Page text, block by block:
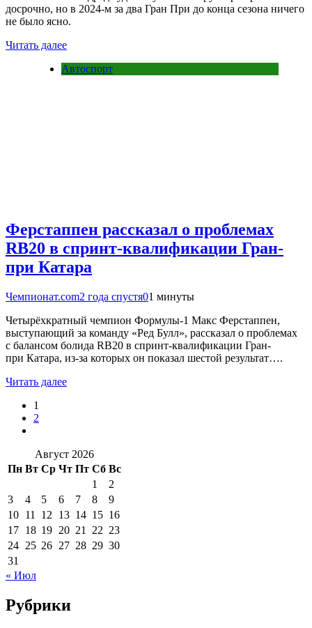
досрочно, но в 2024-м за два Гран При до конца сезона ничего
не было ясно.
Читать далее
Автоспорт
Ферстаппен рассказал о проблемах
RB20 в спринт-квалификации Гран-
при Катара
Чемпионат.com2 года спустя01 минуты
Четырёхкратный чемпион Формулы-1 Макс Ферстаппен,
выступающий за команду «Ред Булл», рассказал о проблемах
с балансом болида RB20 в спринт-квалификации Гран-
при Катара, из-за которых он показал шестой результат….
Читать далее
1
2
Август 2026
Пн Вт Ср Чт Пт Сб Вс
1
2
3
4 5 6 7 8
9
10 11 12 13 14 15 16
17 18 19 20 21 22 23
24 25 26 27 28 29 30
31
« Июл
Рубрики